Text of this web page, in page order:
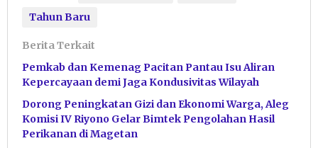
Tahun Baru
Berita Terkait
Pemkab dan Kemenag Pacitan Pantau Isu Aliran
Kepercayaan demi Jaga Kondusivitas Wilayah
Dorong Peningkatan Gizi dan Ekonomi Warga, Aleg
Komisi IV Riyono Gelar Bimtek Pengolahan Hasil
Perikanan di Magetan